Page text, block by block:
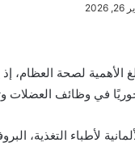
الأهمية لصحة
في وظائف العضلات
لأطباء التغذية،